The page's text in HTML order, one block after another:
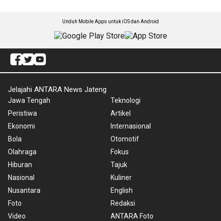
Unduh Mobile Apps untuk iOS dan Android
Jelajahi ANTARA News Jateng
Jawa Tengah
Peristiwa
Ekonomi
Bola
Olahraga
Hiburan
Nasional
Nusantara
Foto
Video
Teknologi
Artikel
Internasional
Otomotif
Fokus
Tajuk
Kuliner
English
Redaksi
ANTARA Foto